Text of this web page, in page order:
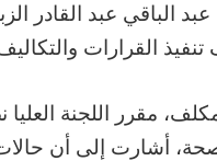
عبد القادر
القرارات
مقرر اللجنة